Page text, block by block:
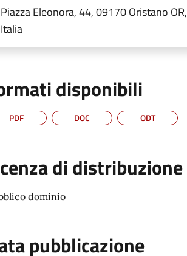
Piazza Eleonora, 44, 09170 Oristano OR,
Italia
disponibili
PDF DOC ODT
di distribuzione
dominio
pubblicazione